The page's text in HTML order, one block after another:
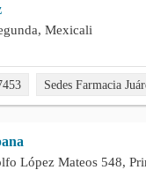
Mexicali
Sedes Farmacia
López Mateos 548,